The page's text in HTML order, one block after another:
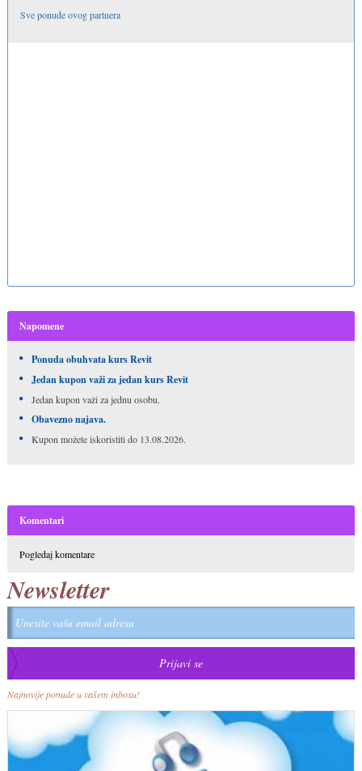
Sve ponude ovog partnera
Napomene
Ponuda obuhvata kursRevit
Jedan kupon važi za jedankurs Revit
Jedan kupon važi za jednu osobu.
Obavezno najava.
Kupon možete iskoristiti do 13.08.2026.
Komentari
Pogledaj komentare
Newsletter
Najnovije ponude u vašem inboxu!